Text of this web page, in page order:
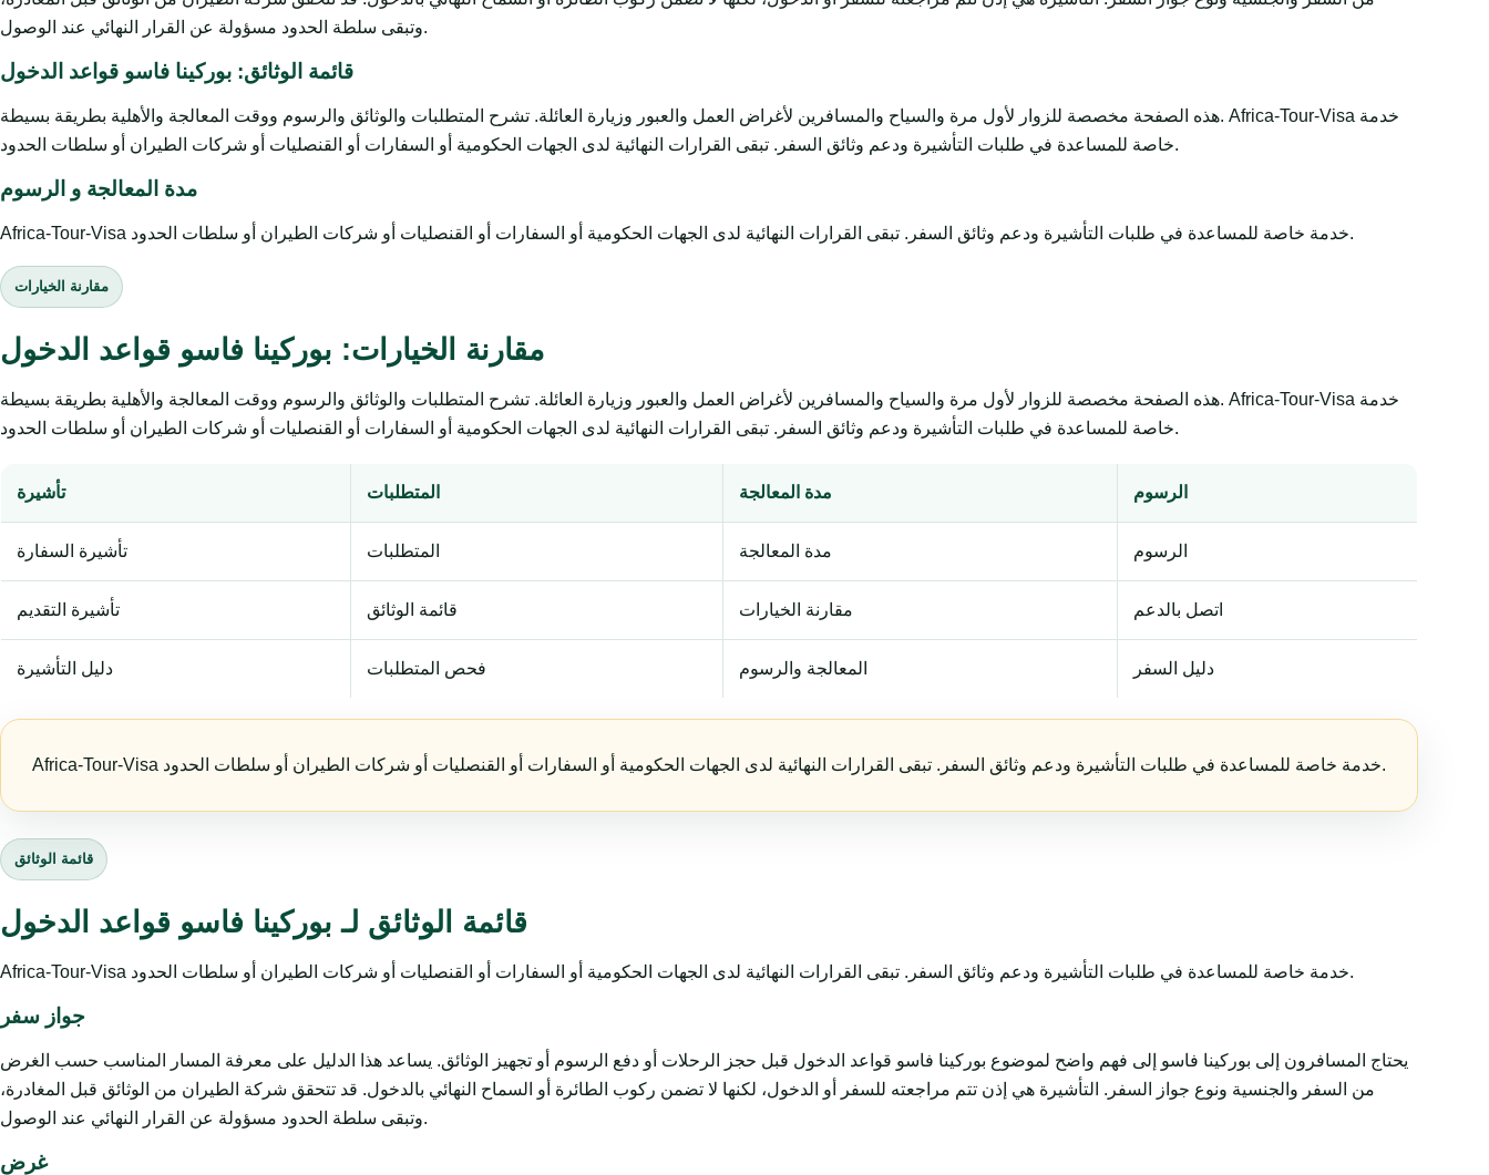
وتبقى سلطة الحدود مسؤولة عن القرار النهائي عند الوصول.
قائمة الوثائق: بوركينا فاسو قواعد الدخول
هذه الصفحة مخصصة للزوار لأول مرة والسياح والمسافرين لأغراض العمل والعبور وزيارة العائلة. تشرح المتطلبات والوثائق والرسوم ووقت المعالجة والأهلية بطريقة بسيطة. Africa-Tour-Visa خدمة
خاصة للمساعدة في طلبات التأشيرة ودعم وثائق السفر. تبقى القرارات النهائية لدى الجهات الحكومية أو السفارات أو القنصليات أو شركات الطيران أو سلطات الحدود.
مدة المعالجة و الرسوم
Africa-Tour-Visa خدمة خاصة للمساعدة في طلبات التأشيرة ودعم وثائق السفر. تبقى القرارات النهائية لدى الجهات الحكومية أو السفارات أو القنصليات أو شركات الطيران أو سلطات الحدود.
مقارنة الخيارات
مقارنة الخيارات: بوركينا فاسو قواعد الدخول
هذه الصفحة مخصصة للزوار لأول مرة والسياح والمسافرين لأغراض العمل والعبور وزيارة العائلة. تشرح المتطلبات والوثائق والرسوم ووقت المعالجة والأهلية بطريقة بسيطة. Africa-Tour-Visa خدمة
خاصة للمساعدة في طلبات التأشيرة ودعم وثائق السفر. تبقى القرارات النهائية لدى الجهات الحكومية أو السفارات أو القنصليات أو شركات الطيران أو سلطات الحدود.
تأشيرة المتطلبات مدة المعالجة الرسوم
تأشيرة السفارة المتطلبات مدة المعالجة الرسوم
تأشيرة التقديم قائمة الوثائق مقارنة الخيارات اتصل بالدعم
دليل التأشيرة فحص المتطلبات المعالجة والرسوم دليل السفر
Africa-Tour-Visa خدمة خاصة للمساعدة في طلبات التأشيرة ودعم وثائق السفر. تبقى القرارات النهائية لدى الجهات الحكومية أو السفارات أو القنصليات أو شركات الطيران أو سلطات الحدود.
قائمة الوثائق
قائمة الوثائق لـ بوركينا فاسو قواعد الدخول
Africa-Tour-Visa خدمة خاصة للمساعدة في طلبات التأشيرة ودعم وثائق السفر. تبقى القرارات النهائية لدى الجهات الحكومية أو السفارات أو القنصليات أو شركات الطيران أو سلطات الحدود.
جواز سفر
يحتاج المسافرون إلى بوركينا فاسو إلى فهم واضح لموضوع بوركينا فاسو قواعد الدخول قبل حجز الرحلات أو دفع الرسوم أو تجهيز الوثائق. يساعد هذا الدليل على معرفة المسار المناسب حسب الغرض
من السفر والجنسية ونوع جواز السفر. التأشيرة هي إذن تتم مراجعته للسفر أو الدخول، لكنها لا تضمن ركوب الطائرة أو السماح النهائي بالدخول. قد تتحقق شركة الطيران من الوثائق قبل المغادرة،
وتبقى سلطة الحدود مسؤولة عن القرار النهائي عند الوصول.
غرض